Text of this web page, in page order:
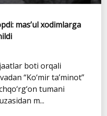
mas’ul xodimlarga
boti orqali
“Ko‘mir ta’minot”
tumani
m...